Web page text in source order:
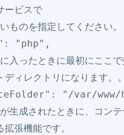
ービスで
ディレクトリになります。。
張機能です。